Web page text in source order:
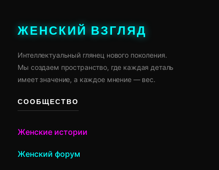
ЖЕНСКИЙ ВЗГЛЯД
Интеллектуальный глянец нового поколения.
Мы создаем пространство, где каждая деталь
имеет значение, а каждое мнение — вес.
СООБЩЕСТВО
Женские истории
Женский форум